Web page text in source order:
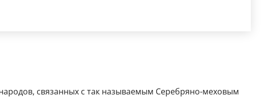
связанных с так называемым Серебряно-меховым